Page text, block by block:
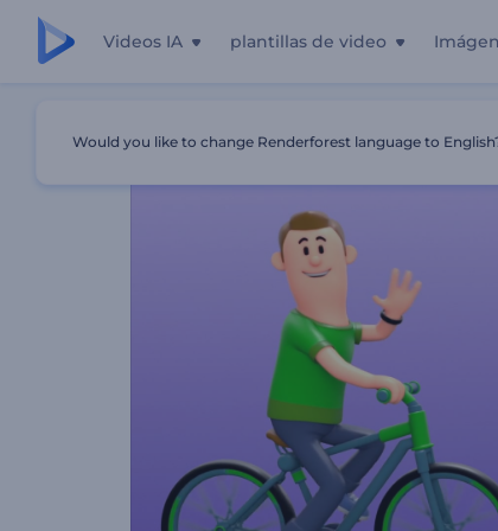
Videos IA plantillas de video
Promoción De Servicio De
Would you like to change Renderforest language to